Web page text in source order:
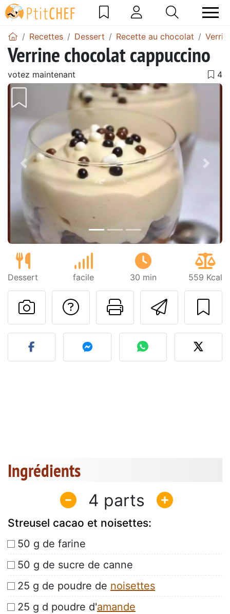
Recettes Dessert Recette au chocolat
Verrine chocolat cappuccino
votez maintenant
Précédent
Dessert facile 30 min 559 Kcal
Imprimer
Poser une
Publier votre photo de
Ingrédients
4
Streusel cacao et noisettes:
50 g de farine
50 g de sucre de canne
25 g de poudre de noisettes
25 g d poudre d'amande